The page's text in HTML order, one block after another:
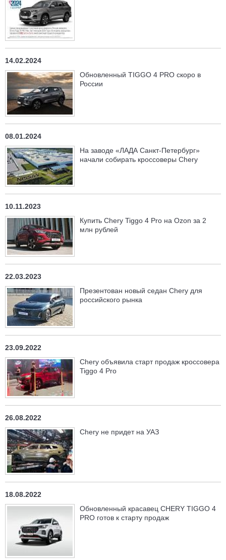
14.02.2024
Обновленный TIGGO 4 PRO скоро в
России
08.01.2024
На заводе «ЛАДА Санкт-Петербург»
начали собирать кроссоверы Chery
10.11.2023
Купить Chery Tiggo 4 Pro на Ozon за 2
млн рублей
22.03.2023
Презентован новый седан Chery для
российского рынка
23.09.2022
Chery объявила старт продаж кроссовера
Tiggo 4 Pro
26.08.2022
Chery не придет на УАЗ
18.08.2022
Обновленный красавец CHERY TIGGO 4
PRO готов к старту продаж